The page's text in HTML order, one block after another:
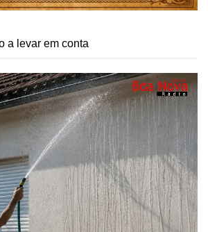
a levar em conta